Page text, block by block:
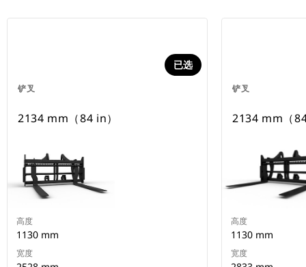
铲叉
已选
2134 mm（84 in）
高度
1130 mm
宽度
铲叉
2134 mm（
高度
1130 mm
宽度